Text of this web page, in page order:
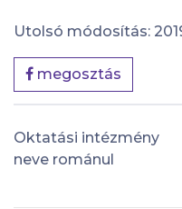
Utolsó módosítás:
megosztás
Oktatási intézmény
neve románul